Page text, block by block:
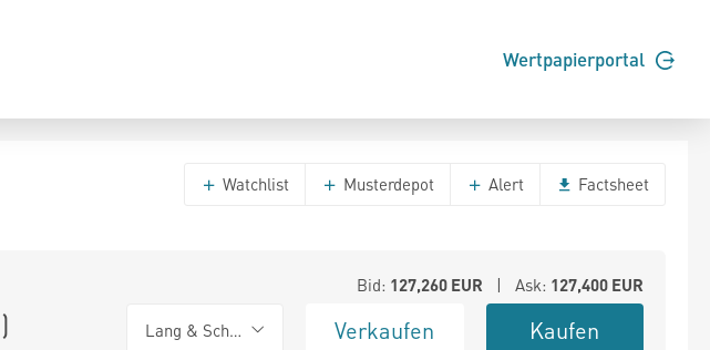
Wertpapierportal
Watchlist Musterdepot Alert Factsheet
Bid: 127,260EUR | Ask: 127,400EUR
) Lang & Schwarz Verkaufen Kaufen